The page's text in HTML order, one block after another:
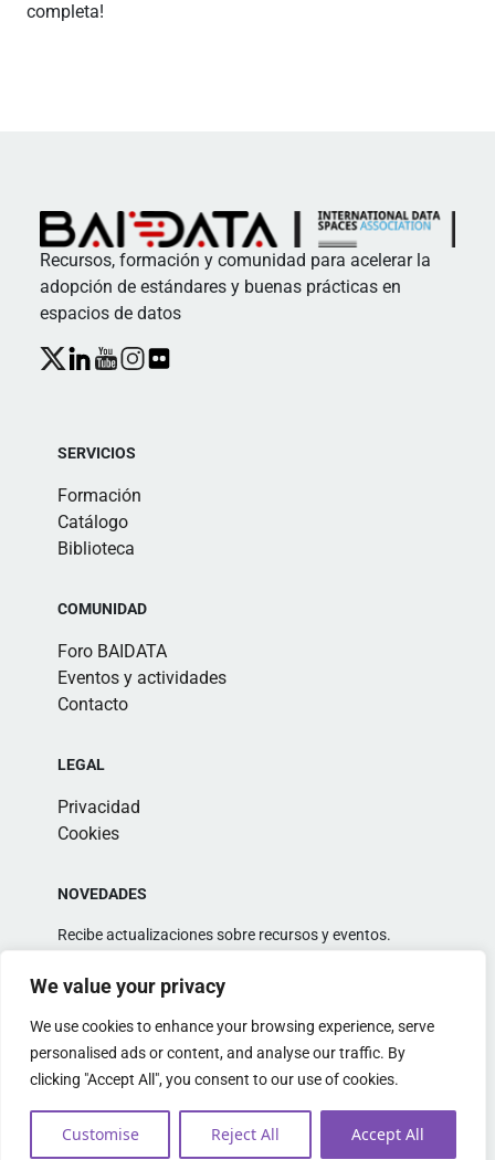
We value your privacy
We use cookies to enhance your browsing experience, serve
personalised ads or content, and analyse our traffic. By
clicking "Accept All", you consent to our use of cookies.
Customise Reject All Accept All
completa!
Recursos, formación y comunidad para acelerar la
adopción de estándares y buenas prácticas en
espacios de datos
SERVICIOS
Formación
Catálogo
Biblioteca
COMUNIDAD
Foro BAIDATA
Eventos y actividades
Contacto
LEGAL
Privacidad
Cookies
NOVEDADES
Recibe actualizaciones sobre recursos y eventos.